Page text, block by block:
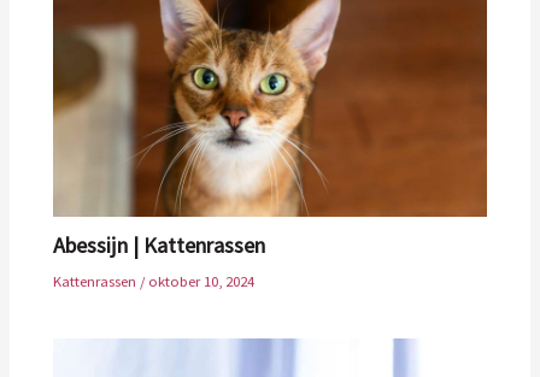
Abessijn | Kattenrassen
Kattenrassen /oktober 10, 2024